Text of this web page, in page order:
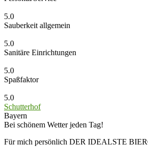
5.0
Sauberkeit allgemein
5.0
Sanitäre Einrichtungen
5.0
Spaßfaktor
5.0
Schutterhof
Bayern
Bei schönem Wetter jeden Tag!
Für mich persönlich DER IDEALSTE